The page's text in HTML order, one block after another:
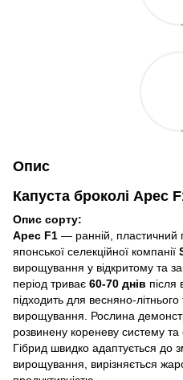
Опис
Капуста броколі Арес
Опис сорту:
Арес F1 — ранній, пластичний
японської селекційної компанії
вирощування у відкритому та
період триває 60-70 днів після
підходить для весняно-літнього
вирощування. Рослина
розвинену кореневу систему та
Гібрид швидко адаптується до
вирощування, вирізняється